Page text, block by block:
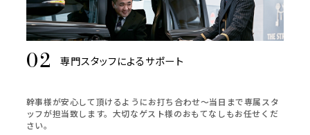
専門スタッフによるサポート
幹事様が安心して頂けるようにお打ち合わせ～当日まで専属スタ
ッフが担当致します。大切なゲスト様のおもてなしもお任せくだ
さい。